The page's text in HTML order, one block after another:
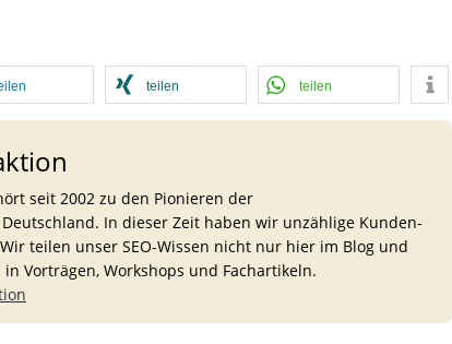
teilen teilen
seit 2002 zu den Pionieren der
In dieser Zeit haben wir unzählige Kunden-
teilen unser SEO-Wissen nicht nur hier im Blog und
Vorträgen, Workshops und Fachartikeln.